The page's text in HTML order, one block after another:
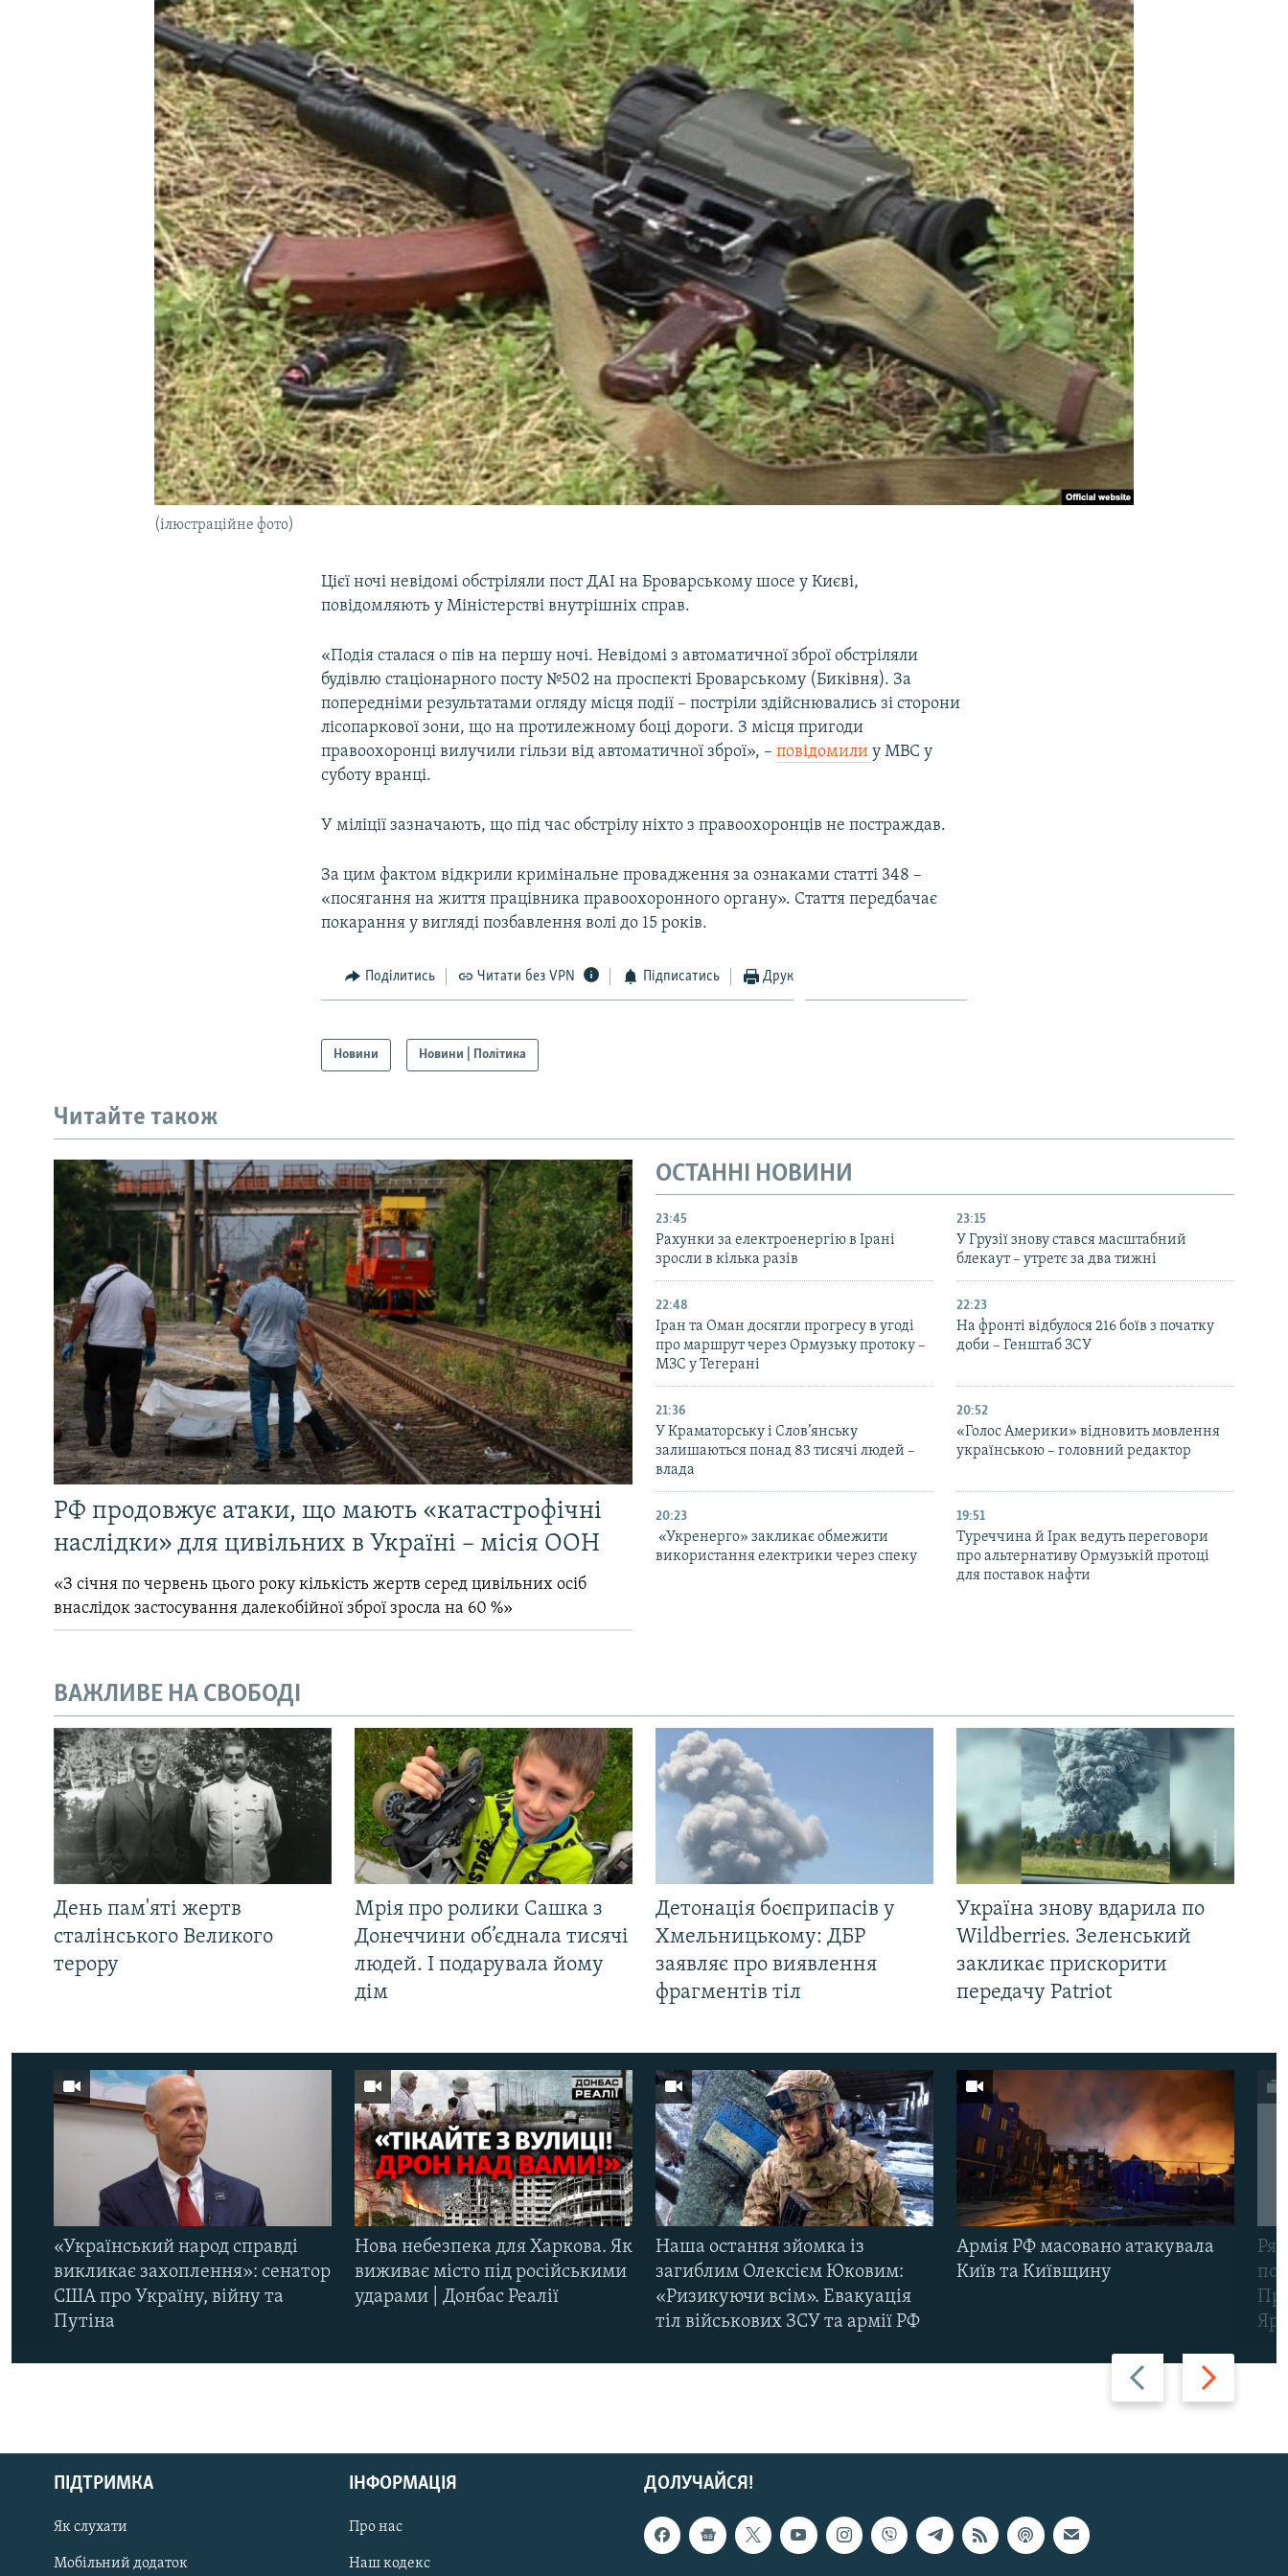
РУС
ДОЛУЧАЙСЯ!
(ілюстраційне фото)
Цієї ночі невідомі обстріляли пост ДАІ на Броварському шосе у Києві,
повідомляють у Міністерстві внутрішніх справ.
«Подія сталася о пів на першу ночі. Невідомі з автоматичної зброї обстріляли
будівлю стаціонарного посту №502 на проспекті Броварському (Биківня). За
попередніми результатами огляду місця події – постріли здійснювались зі сторони
лісопаркової зони, що на протилежному боці дороги. З місця пригоди
правоохоронці вилучили гільзи від автоматичної зброї», –повідомилиу МВС у
суботу вранці.
У міліції зазначають, що під час обстрілу ніхто з правоохоронців не постраждав.
За цим фактом відкрили кримінальне провадження за ознаками статті 348 –
«посягання на життя працівника правоохоронного органу». Стаття передбачає
покарання у вигляді позбавлення волі до 15 років.
Поділитись Читати без VPN Підписатись Друк
Новини Новини | Політика
Читайте також
РФ продовжує атаки, що мають «катастрофічні
наслідки» для цивільних в Україні – місія ООН
«З січня по червень цього року кількість жертв серед цивільних осіб
внаслідок застосування далекобійної зброї зросла на 60 %»
ОСТАННІ НОВИНИ
23:45
Рахунки за електроенергію в Ірані
зросли в кілька разів
23:15
У Грузії знову стався масштабний
блекаут – утретє за два тижні
22:48
Іран та Оман досягли прогресу в угоді
про маршрут через Ормузьку протоку –
МЗС у Тегерані
22:23
На фронті відбулося 216 боїв з початку
доби – Генштаб ЗСУ
21:36
У Краматорську і Слов’янську
залишаються понад 83 тисячі людей –
влада
20:52
«Голос Америки» відновить мовлення
українською – головний редактор
20:23
«Укренерго» закликає обмежити
використання електрики через спеку
19:51
Туреччина й Ірак ведуть переговори
про альтернативу Ормузькій протоці
для поставок нафти
ВАЖЛИВЕ НА СВОБОДІ
День пам'яті жертв
сталінського Великого
терору
Мрія про ролики Сашка з
Донеччини об’єднала тисячі
людей. І подарувала йому
дім
Детонація боєприпасів у
Хмельницькому: ДБР
заявляє про виявлення
фрагментів тіл
Україна знову вдарила по
Wildberries. Зеленський
закликає прискорити
передачу Patriot
Назад Вперед
«Український народ справді
викликає захоплення»: сенатор
США про Україну, війну та
Путіна
Нова небезпека для Харкова. Як
виживає місто під російськими
ударами | Донбас Реалії
Наша остання зйомка із
загиблим Олексієм Юковим:
«Ризикуючи всім». Евакуація
тіл військових ЗСУ та армії РФ
Армія РФ масовано атакувала
Київ та Київщину
ДОЛУЧАЙСЯ!
ПІДТРИМКА
Як слухати
Мобільний додаток
ІНФОРМАЦІЯ
Про нас
Наш кодекс